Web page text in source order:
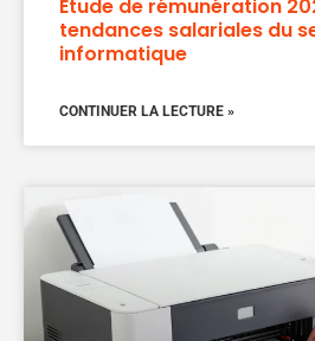
Étude de rémunération
tendances salariales du
informatique
CONTINUER LA LECTURE »